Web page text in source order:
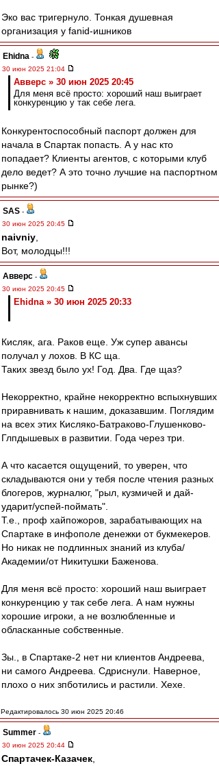
Эко вас тригернуло. Тонкая душевная
организация у fanid-ишников
Ehidna -
30 июн 2025 21:04
Авверс » 30 июн 2025 20:45
Для меня всё просто: хороший наш выиграет
конкуренцию у так себе лега.
Конкурентоспособный паспорт должен для
начала в Спартак попасть. А у нас кто
попадает? Клиенты агентов, с которыми клуб
дело ведет? А это точно лучшие на паспортном
рынке?)
SAS -
30 июн 2025 20:45
naivniy
Вот, молодцы!!!
Авверс -
30 июн 2025 20:45
Ehidna » 30 июн 2025 20:33
Кисляк, ага. Раков еще. Уж супер авансы
получал у лохов. В КС ща.
Таких звезд было ух! Год. Два. Где щаз?
Некорректно, крайне некорректно вспыхнувших
приравнивать к нашим, доказавшим. Поглядим
на всех этих Кисляко-Батраково-Глушенково-
Глпдышевых в развитии. Года через три.
А что касается ощущений, то уверен, что
складываются они у тебя после чтения разных
блогеров, журналюг, "рыл, кузмичей и дай-
ударит/успей-поймать".
Т.е., проф хайпожоров, зарабатывающих на
Спартаке в инфополе денежки от букмекеров.
Но никак не подлинных знаний из клуба/
Академии/от Никитушки Баженова.
Для меня всё просто: хороший наш выиграет
конкуренцию у так себе лега. А нам нужны
хорошие игроки, а не возлюбленные и
обласканные собственные.
Зы., в Спартаке-2 нет ни клиентов Андреева,
ни самого Андреева. Сдриснули. Наверное,
плохо о них зпботились и растили. Хехе.
Редактировалось 30 июн 2025 20:46
Summer -
30 июн 2025 20:44
Спартачек-Казачек